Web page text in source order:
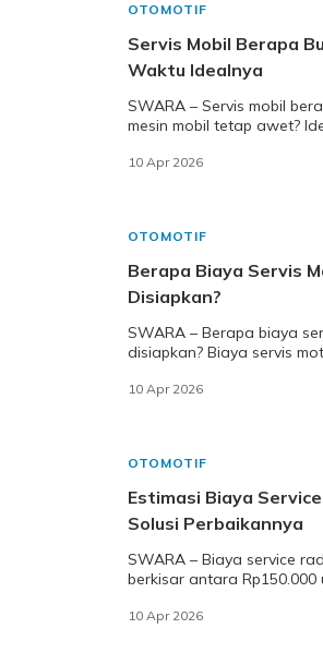
OTOMOTIF
Servis Mobil Berapa
Waktu Idealnya
SWARA – Servis mobil
mesin mobil tetap awet?
10 Apr 2026
OTOMOTIF
Berapa Biaya Servis
Disiapkan?
SWARA – Berapa biaya
disiapkan? Biaya servis
10 Apr 2026
OTOMOTIF
Estimasi Biaya
Solusi Perbaikannya
SWARA – Biaya service
berkisar antara
10 Apr 2026